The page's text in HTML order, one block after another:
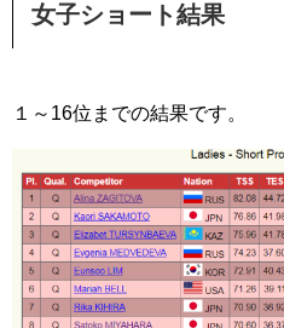
女子ショート結果
１～16位までの結果です。